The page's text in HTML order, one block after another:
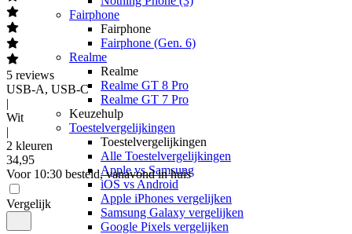
Fairphone
Fairphone
Fairphone (Gen. 6)
Realme
Realme
Realme GT 8 Pro
Realme GT 7 Pro
Keuzehulp
Toestelvergelijkingen
Toestelvergelijkingen
Alle Toestelvergelijkingen
Apple vs Samsung
iOS vs Android
Apple iPhones vergelijken
Samsung Galaxy vergelijken
Google Pixels vergelijken
5 reviews
USB-A, USB-C
|
Wit
|
2 kleuren
34,95
Voor 10:30 besteld, vanavond in huis
Vergelijk